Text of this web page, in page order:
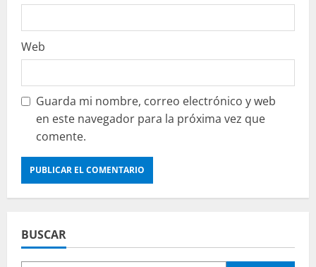
Web
Guarda mi nombre, correo electrónico y web
en este navegador para la próxima vez que
comente.
BUSCAR